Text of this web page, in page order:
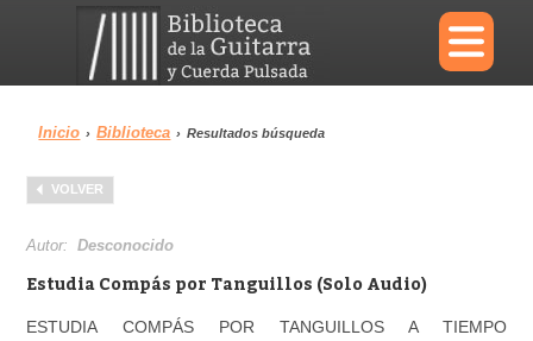
×
Menu
Biblioteca
Inicio › Biblioteca › Resultados búsqueda
VOLVER
Autor:Desconocido
Estudia Compás por Tanguillos (Solo Audio)
ESTUDIA COMPÁS POR TANGUILLOS A TIEMPO